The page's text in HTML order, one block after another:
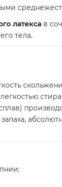
латекса в
тела.